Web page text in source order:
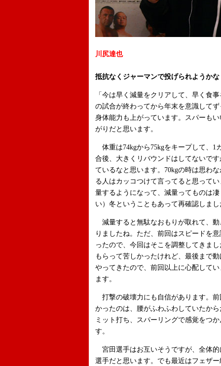
川尻達也
抵抗なくジャーマンで投げられようか
「今は早く減量をクリアして、早く食
の試合が終わってから年末を意識して
身体能力も上がっています。スパーも
がりだと思います。
体重は74kgから75kgをキープして、1
合後、大きくリバウンドはしてないで
ているなと思います。70kgの時は思わ
る人はカッコつけて言ってると思って
量するようになって、減量ってものは
い）冬ということもあって再確認しまし
減量すると無駄なおもりが取れて、
りましたね。ただ、前回はスピードを
ったので、今回はそこを調整してきま
もらって苦しかったけれど、最後まで
やってきたので、前回以上に心配して
ます。
打撃の破壊力にも自信があります。
かったのは、腰がふわふわしていたか
ミット打ち、スパーリングで感覚をつ
す。
宮田選手はお互いそうですが、全体
選手だと思います。でも最近はフェザ